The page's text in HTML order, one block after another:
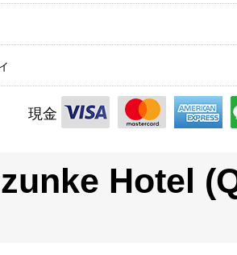
現金
Hotel